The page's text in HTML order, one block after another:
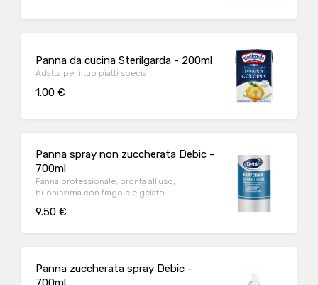
Panna da cucina Sterilgarda - 200ml
Adatta per i tuo piatti speciali
1.00 €
Panna spray non zuccherata Debic -
700ml
Panna professionale, pronta all'uso,
buonissima con fragole e gelato
9.50 €
Panna zuccherata spray Debic -